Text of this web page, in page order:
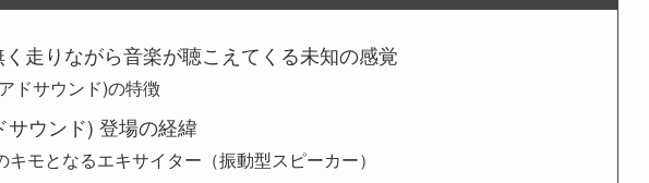
走りながら音楽が聴こえてくる未知の感覚
ドサウンド)の特徴
サウンド) 登場の経緯
キモとなるエキサイター（振動型スピーカー）